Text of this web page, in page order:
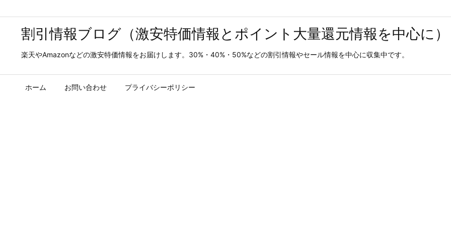
割引情報ブログ（激安特価情報とポイント大量還元情報を中心に）
楽天やAmazonなどの激安特価情報をお届けします。30%・40%・50%などの割引情報やセール情報を中心に収集中です。
ホーム お問い合わせ プライバシーポリシー